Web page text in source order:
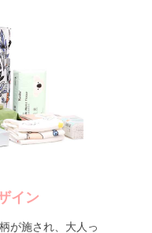
イン
が施され、大人っ